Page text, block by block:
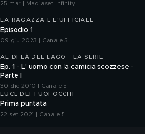
25 mar | Mediaset Infinity
LA RAGAZZA E L'UFFICIALE
Episodio 1
09 giu 2023 | Canale 5
AL DI LÀ DEL LAGO - LA SERIE
Ep. 1 - L' uomo con la camicia scozzese -
Parte I
30 dic 2010 | Canale 5
LUCE DEI TUOI OCCHI
Prima puntata
22 set 2021 | Canale 5